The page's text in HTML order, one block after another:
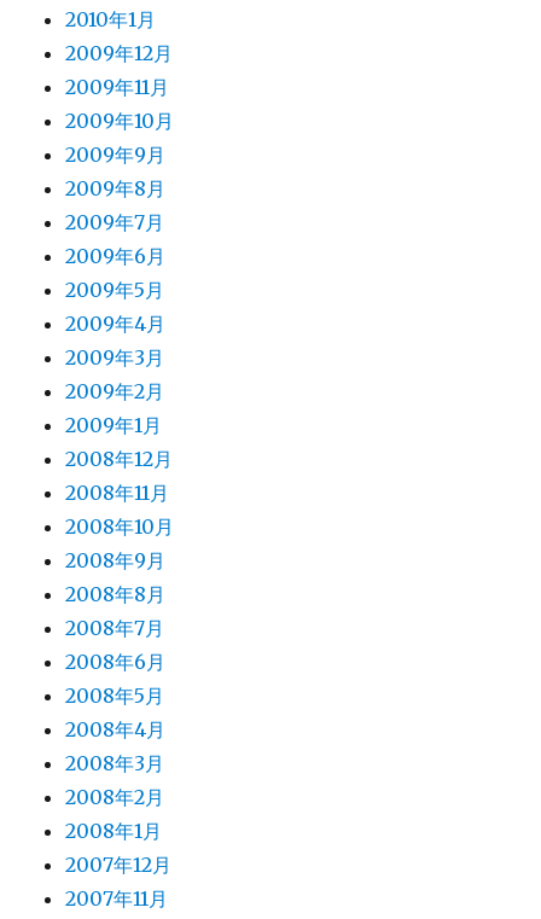
2010年1月
2009年12月
2009年11月
2009年10月
2009年9月
2009年8月
2009年7月
2009年6月
2009年5月
2009年4月
2009年3月
2009年2月
2009年1月
2008年12月
2008年11月
2008年10月
2008年9月
2008年8月
2008年7月
2008年6月
2008年5月
2008年4月
2008年3月
2008年2月
2008年1月
2007年12月
2007年11月